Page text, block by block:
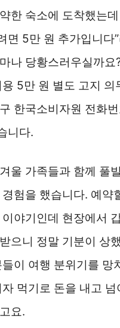
한 숙소에 도착했는
면 5만 원 추가입니다
나 당황스러우실까요
5만 원 별도 고지 의
한국소비자원 전화
니다.
울 가족들과 함께 풀
험을 했습니다. 예약
야기인데 현장에서
으니 정말 기분이 상
이 여행 분위기를 망
먹기로 돈을 내고
요.